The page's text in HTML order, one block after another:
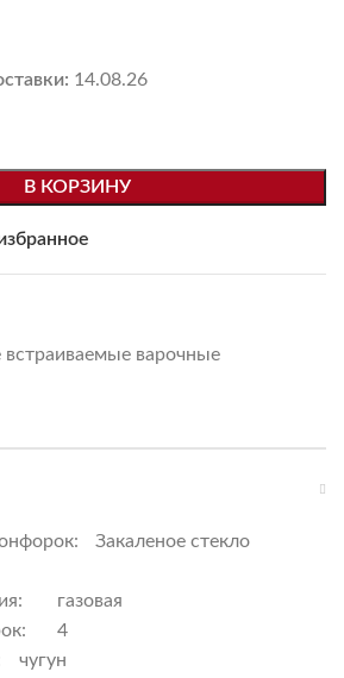
14.08.26
В КОРЗИНУ
встраиваемые варочные
Закаленое стекло
газовая
4
чугун